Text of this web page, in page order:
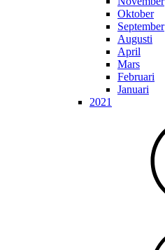
Oktober
September
Augusti
April
Mars
Februari
Januari
2021